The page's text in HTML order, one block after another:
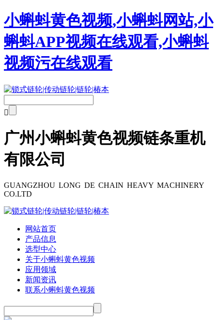
小蝌蚪黄色视频,小蝌蚪网站,小
蝌蚪APP视频在线观看,小蝌蚪
视频污在线观看

广州小蝌蚪黄色视频链条重机
有限公司
GUANGZHOU LONG DE CHAIN HEAVY MACHINERY
CO.LTD
网站首页
产品信息
选型中心
关于小蝌蚪黄色视频
应用领域
新闻资讯
联系小蝌蚪黄色视频